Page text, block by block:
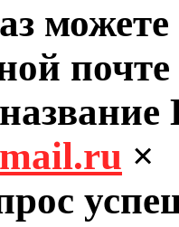
можете
почте
×